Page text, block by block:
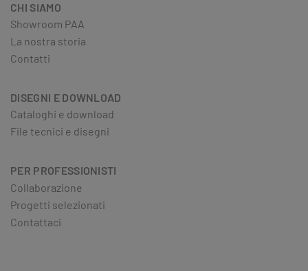
CHI SIAMO
Showroom PAA
La nostra storia
Contatti
DISEGNI E DOWNLOAD
Cataloghi e download
File tecnici e disegni
PER PROFESSIONISTI
Collaborazione
Progetti selezionati
Contattaci